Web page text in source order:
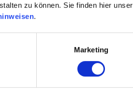
zu können. Sie finden hier unser
.
Marketing